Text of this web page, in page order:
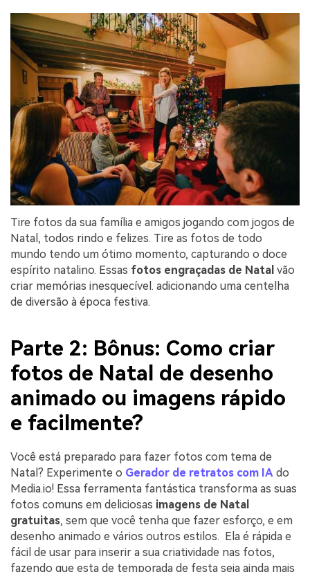
Tire fotos da sua família e amigos jogando com jogos de
Natal, todos rindo e felizes. Tire as fotos de todo
mundo tendo um ótimo momento, capturando o doce
espírito natalino. Essas fotos engraçadas de Natal vão
criar memórias inesquecível. adicionando uma centelha
de diversão à época festiva.
Parte 2: Bônus: Como criar
fotos de Natal de desenho
animado ou imagens rápido
e facilmente?
Você está preparado para fazer fotos com tema de
Natal? Experimente o Gerador de retratos com IA do
Media.io! Essa ferramenta fantástica transforma as suas
fotos comuns em deliciosas imagens de Natal
gratuitas, sem que você tenha que fazer esforço, e em
desenho animado e vários outros estilos. Ela é rápida e
fácil de usar para inserir a sua criatividade nas fotos,
fazendo que esta de temporada de festa seja ainda mais